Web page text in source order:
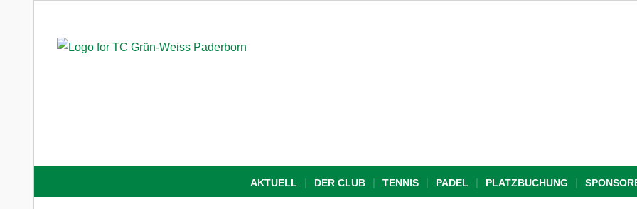
AKTUELL DER CLUB TENNIS PADEL PLATZBUCHUNG